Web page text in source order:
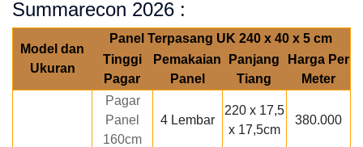
Summarecon 2026 :
Model dan
Ukuran
Panel Terpasang UK 240 x 40 x 5 cm
Tinggi
Pagar
Pemakaian
Panel
Panjang
Tiang
Harga Per
Meter
Pagar
Panel
160cm
4 Lembar
220 x 17,5
x 17,5cm
380.000